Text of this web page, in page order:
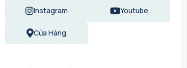
Instagram Youtube
Cửa Hàng